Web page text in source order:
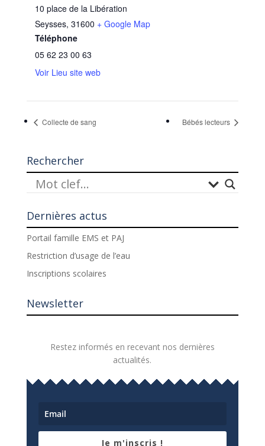
10 place de la Libération
Seysses, 31600 + Google Map
Téléphone
05 62 23 00 63
Voir Lieu site web
Collecte de sang Bébés lecteurs
Rechercher
Dernières actus
Portail famille EMS et PAJ
Restriction d’usage de l’eau
Inscriptions scolaires
Newsletter
Restez informés en recevant nos dernières
actualités.
Je m'inscris !